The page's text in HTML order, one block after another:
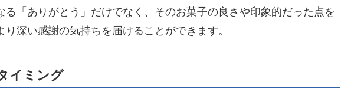
る「ありがとう」だけでなく、そのお菓子の良さや印象的だった点を
深い感謝の気持ちを届けることができます。
イミング